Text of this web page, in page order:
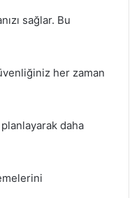
sağlar. Bu
her zaman
daha